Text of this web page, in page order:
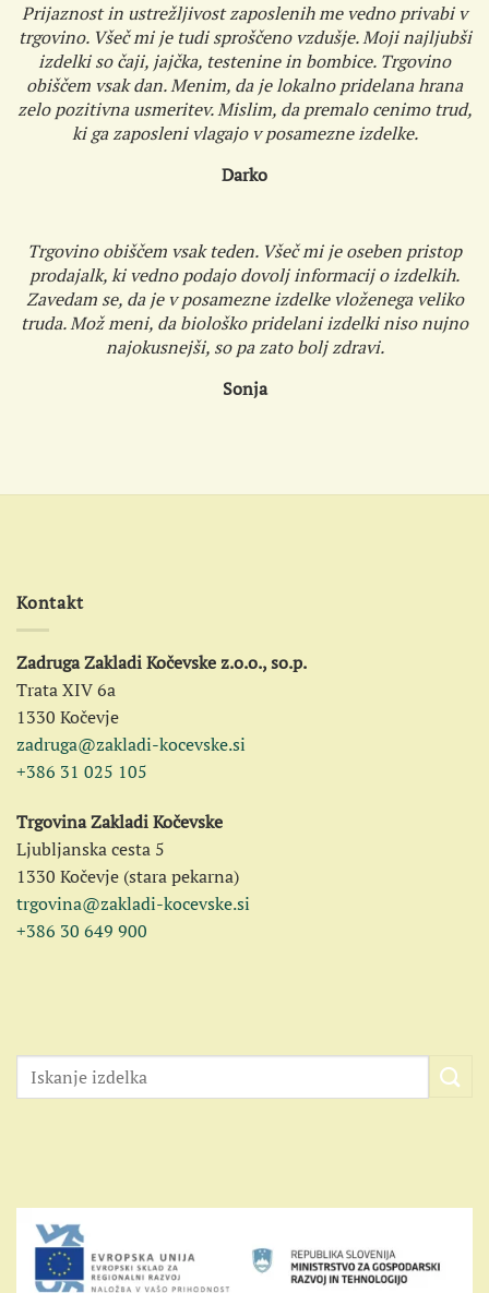
Prijaznost in ustrežljivost zaposlenih me vedno privabi v
trgovino. Všeč mi je tudi sproščeno vzdušje. Moji najljubši
izdelki so čaji, jajčka, testenine in bombice. Trgovino
obiščem vsak dan. Menim, da je lokalno pridelana hrana
zelo pozitivna usmeritev. Mislim, da premalo cenimo trud,
ki ga zaposleni vlagajo v posamezne izdelke.
Darko
Trgovino obiščem vsak teden. Všeč mi je oseben pristop
prodajalk, ki vedno podajo dovolj informacij o izdelkih.
Zavedam se, da je v posamezne izdelke vloženega veliko
truda. Mož meni, da biološko pridelani izdelki niso nujno
najokusnejši, so pa zato bolj zdravi.
Sonja
Kontakt
Zadruga Zakladi Kočevske z.o.o., so.p.
Trata XIV 6a
1330 Kočevje
zadruga@zakladi-kocevske.si
+386 31 025 105
Trgovina Zakladi Kočevske
Ljubljanska cesta 5
1330 Kočevje (stara pekarna)
trgovina@zakladi-kocevske.si
+386 30 649 900